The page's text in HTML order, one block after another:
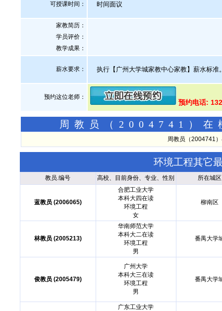
可授课时间： 时间面议
家教简历：
学员评价：
教学成果：
薪水要求： 执行【广州大学城家教中心家教】薪水标准
预约这位老师：
预约电话:
周教员（2004741）在
周教员（2004741
环境工程其它
教员.编号 高校、目前身份、专业、性别 所在城区
蓝教员 (2006065)
合肥工业大学
本科大四在读
环境工程
女
柳南区
林教员 (2005213)
华南师范大学
本科大二在读
环境工程
男
番禺大学
俊教员 (2005479)
广州大学
本科大三在读
环境工程
男
番禺大学
广东工业大学